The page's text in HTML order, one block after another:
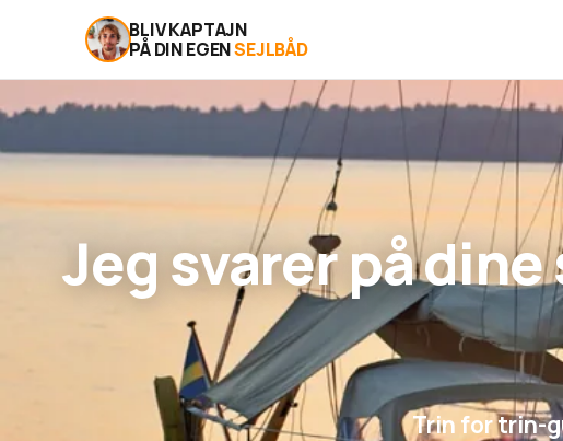
BLIV KAPTAJN
PÅ DIN EGENSEJLBÅD
Jeg svarer på
Trin for trin-